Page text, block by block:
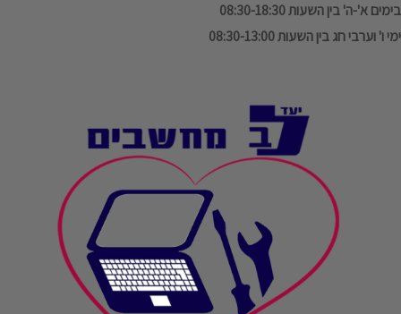
בימים א'-ה' בין השעות 08:30-18:30
ימי ו' וערבי חג בין השעות 08:30-13:00